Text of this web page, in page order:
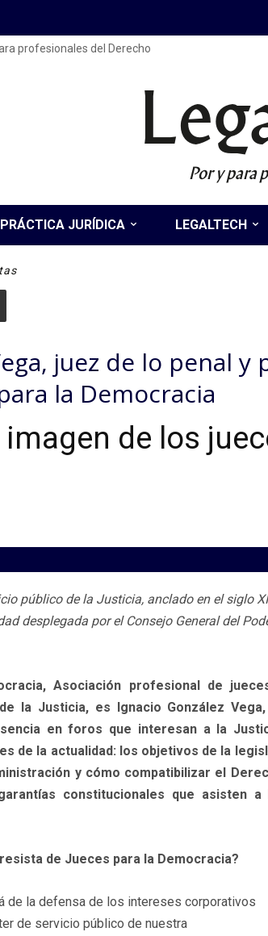
profesionales del Derecho
Por y para
PRÁCTICA JURÍDICA LEGALTECH
juez de lo penal y
la Democracia
de los
público de la Justicia, anclado en el siglo
desplegada por el Consejo General del
Asociación profesional de
la Justicia, es Ignacio González
en foros que interesan a la
de la actualidad: los objetivos de la
y cómo compatibilizar el
constitucionales que asisten
de Jueces para la Democracia?
de la defensa de los intereses corporativos
de servicio público de nuestra